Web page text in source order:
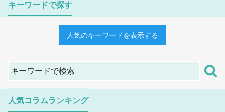
キーワードで探す
人気のキーワードを表示する
人気コラムランキング